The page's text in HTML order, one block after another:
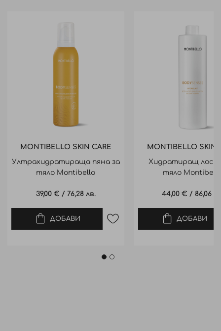
MONTIBELLO SKIN CARE
Ултрахидратираща пяна за
тяло Montibello
200ml
39,00 € / 76,28 лв.
ДОБАВИ
MONTIBELLO SKIN
Хидратиращ
тяло
44,00 € / 86,06
ДОБАВИ